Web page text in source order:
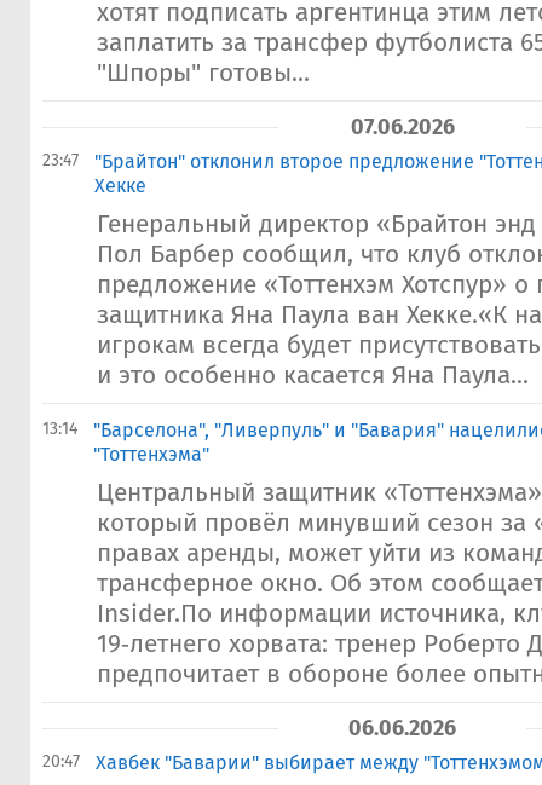
хотят подписать аргентинца этим
заплатить за трансфер футболиста
"Шпоры" готовы...
07.06.2026
23:47
​"Брайтон" отклонил второе предложение
Хекке
Генеральный директор «Брайтон
Пол Барбер сообщил, что клуб
предложение «Тоттенхэм Хотспур» о
защитника Яна Паула ван Хекке.«К
игрокам всегда будет
и это особенно касается Яна Паула...
13:14
"Барселона", "Ливерпуль" и "Бавария"
"Тоттенхэма"
Центральный защитник
который провёл минувший сезон за
правах аренды, может уйти из
трансферное окно. Об этом
Insider.По информации источника,
19‑летнего хорвата: тренер Роберто
предпочитает в обороне более
06.06.2026
20:47 Хавбек "Баварии" выбирает между